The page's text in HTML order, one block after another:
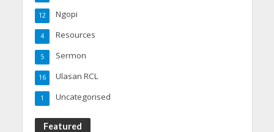
Ngopi
12
Resources
4
Sermon
5
Ulasan RCL
16
Uncategorised
1
Featured